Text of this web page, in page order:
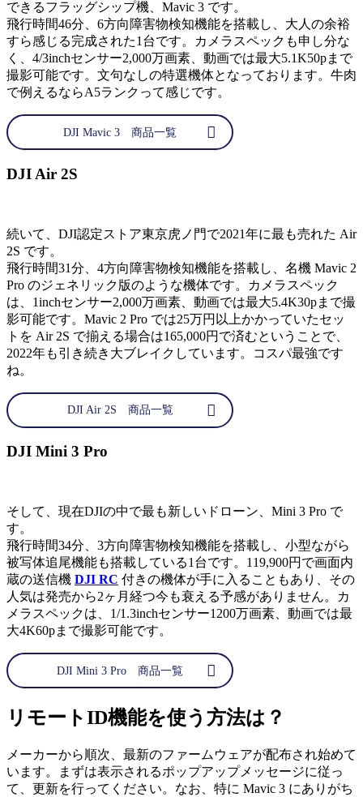
できるフラッグシップ機、Mavic 3 です。
飛行時間46分、6方向障害物検知機能を搭載し、大人の余裕
すら感じる完成された1台です。カメラスペックも申し分な
く、4/3inchセンサー2,000万画素、動画では最大5.1K50pまで
撮影可能です。文句なしの特選機体となっております。牛肉
で例えるならA5ランクって感じです。
DJI Mavic 3 商品一覧
DJI Air 2S
続いて、DJI認定ストア東京虎ノ門で2021年に最も売れた Air
2S です。
飛行時間31分、4方向障害物検知機能を搭載し、名機 Mavic 2
Pro のジェネリック版のような機体です。カメラスペック
は、1inchセンサー2,000万画素、動画では最大5.4K30pまで撮
影可能です。Mavic 2 Pro では25万円以上かかっていたセッ
トを Air 2S で揃える場合は165,000円で済むということで、
2022年も引き続き大ブレイクしています。コスパ最強です
ね。
DJI Air 2S 商品一覧
DJI Mini 3 Pro
そして、現在DJIの中で最も新しいドローン、Mini 3 Pro で
す。
飛行時間34分、3方向障害物検知機能を搭載し、小型ながら
被写体追尾機能も搭載している1台です。119,900円で画面内
蔵の送信機 DJI RC 付きの機体が手に入ることもあり、その
人気は発売から2ヶ月経つ今も衰える予感がありません。カ
メラスペックは、1/1.3inchセンサー1200万画素、動画では最
大4K60pまで撮影可能です。
DJI Mini 3 Pro 商品一覧
リモートID機能を使う方法は？
メーカーから順次、最新のファームウェアが配布され始めて
います。まずは表示されるポップアップメッセージに従っ
て、更新を行ってください。なお、特に Mavic 3 にありがち